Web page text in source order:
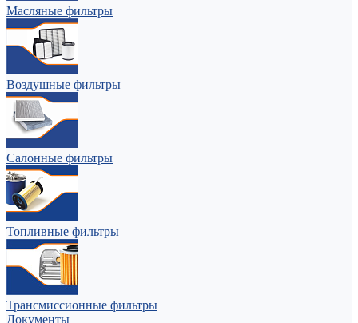
Масляные фильтры
Воздушные фильтры
Салонные фильтры
Топливные фильтры
Трансмиссионные фильтры
Документы